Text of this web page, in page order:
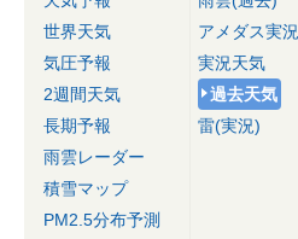
世界天気
気圧予報
2週間天気
長期予報
雨雲レーダー
積雪マップ
PM2.5分布予測
アメダス実況
実況天気
過去天気
雷(実況)